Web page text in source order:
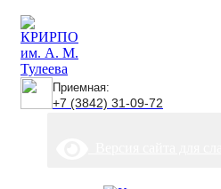
Приемная:
+7 (3842) 31-09-72